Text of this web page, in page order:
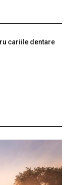
cariile dentare